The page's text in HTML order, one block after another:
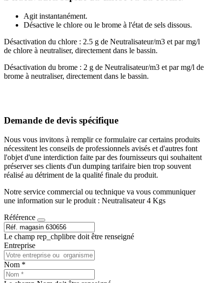
Agit instantanément.
Désactive le chlore ou le brome à l'état de sels dissous.
Désactivation du chlore : 2.5 g de Neutralisateur/m3 et par mg/l
de chlore à neutraliser, directement dans le bassin.
Désactivation du brome : 2 g de Neutralisateur/m3 et par mg/l de
brome à neutraliser, directement dans le bassin.
Demande de devis spécifique
Nous vous invitons à remplir ce formulaire car certains produits
nécessitent les conseils de professionnels avisés et d'autres font
l'objet d'une interdiction faite par des fournisseurs qui souhaitent
préserver ses clients d'un dumping tarifaire bien trop souvent
réalisé au détriment de la qualité finale du produit.
Notre service commercial ou technique va vous communiquer
une information sur le produit : Neutralisateur 4 Kgs
Référence
Le champ rep_chplibre doit être renseigné
Entreprise
Nom *